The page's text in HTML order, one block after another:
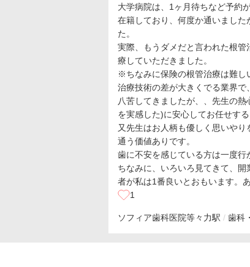
大学病院は、1ヶ月待ちなど予約
在籍しており、何度か通いまし
た。
実際、もうダメだと言われた根
療していただきました。
※ちなみに保険の根管治療は難し
治療技術の差が大きくでる業界
八苦してきましたが、、先生の
を実感した)に安心してお任せする
又先生はお人柄も優しく思いやり
通う価値ありです。
歯に不安を感じている方は一度行
ちなみに、いろいろ見てきて、
者が私は1番良いとおもいます。
1
ソフィア歯科医院等々力駅 歯科